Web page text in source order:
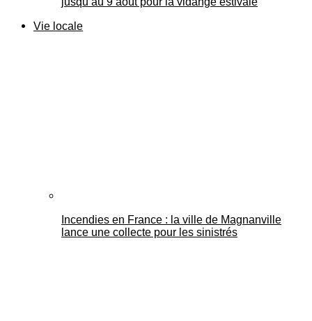
Vie locale
Incendies en France : la ville de Magnanville
lance une collecte pour les sinistrés